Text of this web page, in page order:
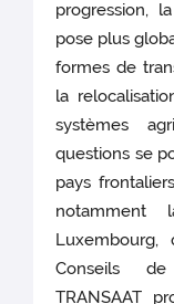
progression,
pose plus
formes de
la
systèmes
questions se
pays
Conseils de
TRANSAAT